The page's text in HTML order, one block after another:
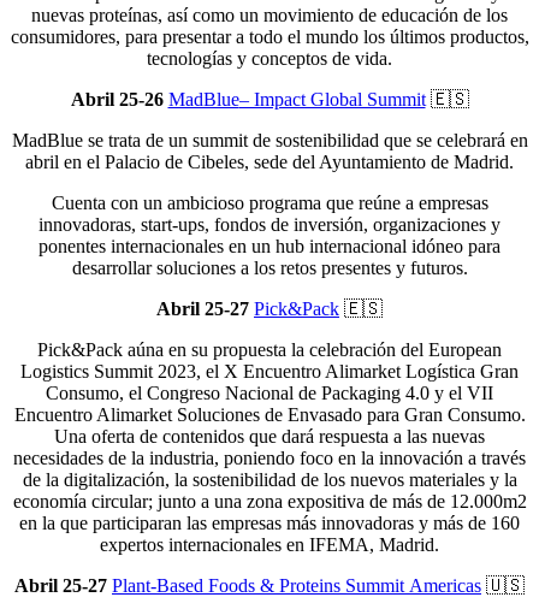
nuevas proteínas, así como un movimiento de educación de los
consumidores, para presentar a todo el mundo los últimos productos,
tecnologías y conceptos de vida.
Abril 25-26 MadBlue– Impact Global Summit🇪🇸
MadBlue se trata de un summit de sostenibilidad que se celebrará en
abril en el Palacio de Cibeles, sede del Ayuntamiento de Madrid.
Cuenta con un ambicioso programa que reúne a empresas
innovadoras, start-ups, fondos de inversión, organizaciones y
ponentes internacionales en un hub internacional idóneo para
desarrollar soluciones a los retos presentes y futuros.
Abril 25-27 Pick&Pack 🇪🇸
Pick&Pack aúna en su propuesta la celebración del European
Logistics Summit 2023, el X Encuentro Alimarket Logística Gran
Consumo, el Congreso Nacional de Packaging 4.0 y el VII
Encuentro Alimarket Soluciones de Envasado para Gran Consumo.
Una oferta de contenidos que dará respuesta a las nuevas
necesidades de la industria, poniendo foco en la innovación a través
de la digitalización, la sostenibilidad de los nuevos materiales y la
economía circular; junto a una zona expositiva de más de 12.000m2
en la que participaran las empresas más innovadoras y más de 160
expertos internacionales en IFEMA, Madrid.
Abril 25-27 Plant-Based Foods & Proteins Summit Americas 🇺🇸